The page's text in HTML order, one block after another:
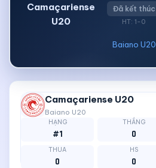
Camaçariense
U20
Đã kết thúc
HT: 1-0
Baiano U20
Camaçariense U20
Baiano U20
HẠNG
#1
THẮNG
0
THUA
0
HS
0